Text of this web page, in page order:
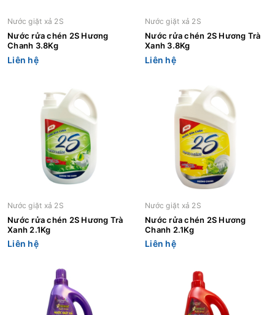
Nước giặt xả 2S
Nước rửa chén 2S Hương
Chanh 3.8Kg
Liên hệ
Nước giặt xả 2S
Nước rửa chén 2S Hương Trà
Xanh 3.8Kg
Liên hệ
Nước giặt xả 2S
Nước rửa chén 2S Hương Trà
Xanh 2.1Kg
Liên hệ
Nước giặt xả 2S
Nước rửa chén 2S Hương
Chanh 2.1Kg
Liên hệ